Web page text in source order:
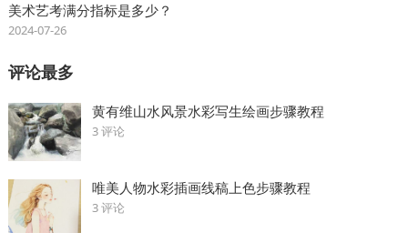
美术艺考满分指标是多少？
2024-07-26
评论最多
黄有维山水风景水彩写生绘画步骤教程
3 评论
唯美人物水彩插画线稿上色步骤教程
3 评论